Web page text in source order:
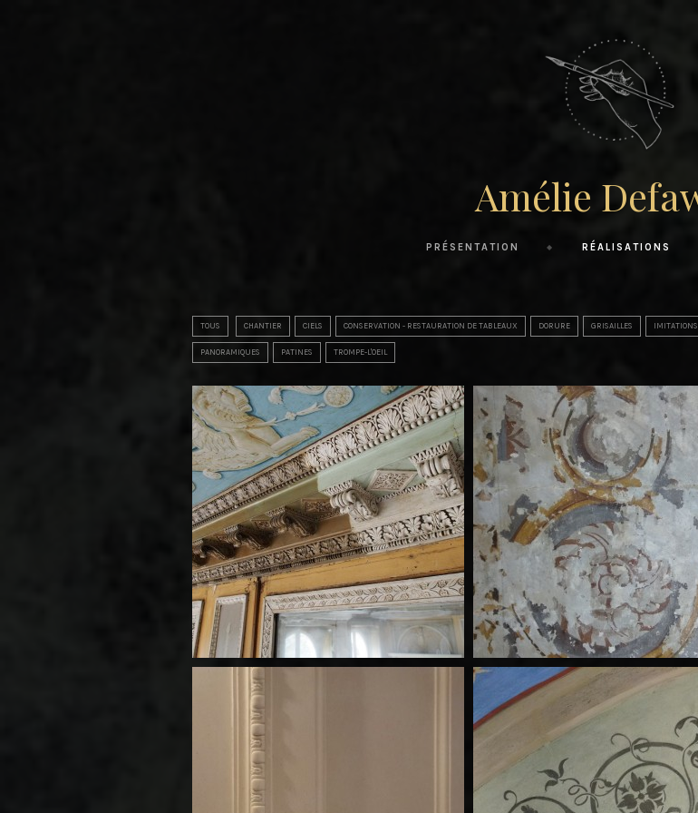
Amélie
PRÉSENTATION RÉALISATIONS
TOUS CHANTIER CIELS CONSERVATION - RESTAURATION DE TABLEAUX DORURE GRISAILLES IMITATIONS
PANORAMIQUES PATINES TROMPE-L'OEIL